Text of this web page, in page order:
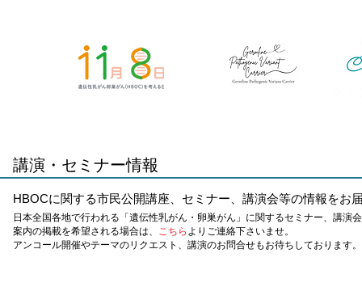
講演・セミナー情報
HBOCに関する市民公開講座、セミナー、講演会等の情報をお
日本全国各地で行われる「遺伝性乳がん・卵巣がん」に関するセミナー、講
案内の掲載を希望される場合は、 こちら よりご連絡下さいませ。
アンコール開催やテーマのリクエスト、講演のお問合せもお待ちしております。